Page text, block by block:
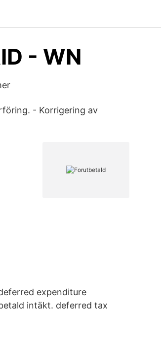
- WN
- Korrigering av
expenditure
intäkt. deferred tax